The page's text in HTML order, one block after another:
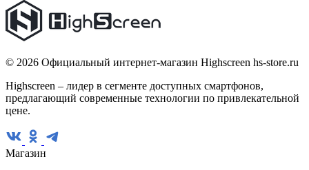
© 2026 Официальный интернет-магазин Highscreen hs-store.ru
Highscreen – лидер в сегменте доступных смартфонов,
предлагающий современные технологии по привлекательной
цене.
Магазин